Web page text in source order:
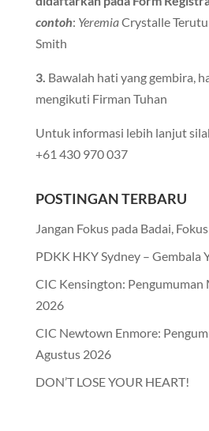
contoh: YeremiaCrystalle
Smith
3. Bawalah hati yang gembira,
mengikuti Firman Tuhan
Untuk informasi lebih lanjut
+61 430 970 037
POSTINGAN TERBARU
Jangan Fokus pada Badai,
PDKK HKY Sydney – Gembala
CIC Kensington: Pengumuman
2026
CIC Newtown Enmore:
Agustus 2026
DON’T LOSE YOUR HEART!